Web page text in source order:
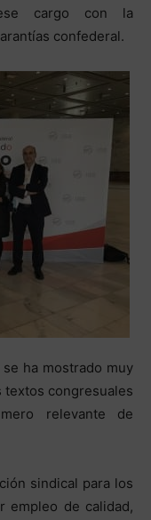
cargo con la
confederal.
ha mostrado muy
textos congresuales
relevante de
sindical para los
empleo de calidad,